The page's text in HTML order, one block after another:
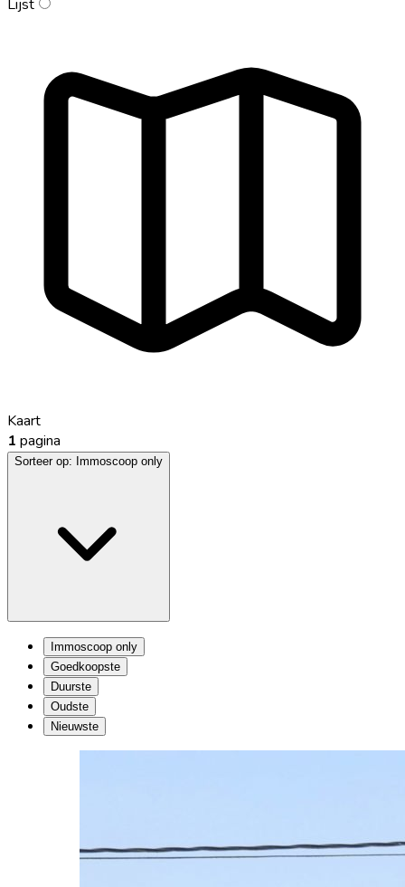
Lijst
Kaart
1 pagina
Sorteer op: Immoscoop only
Immoscoop only
Goedkoopste
Duurste
Oudste
Nieuwste